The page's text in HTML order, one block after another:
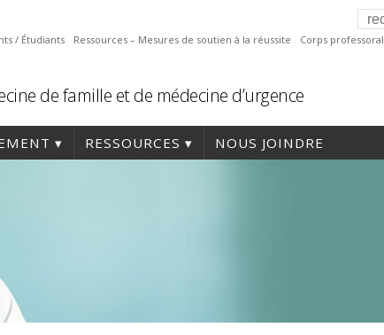
/ Étudiants Ressources – Mesures de soutien à la réussite Corps professoral
de famille et de médecine d’urgence
RESSOURCES NOUS JOINDRE